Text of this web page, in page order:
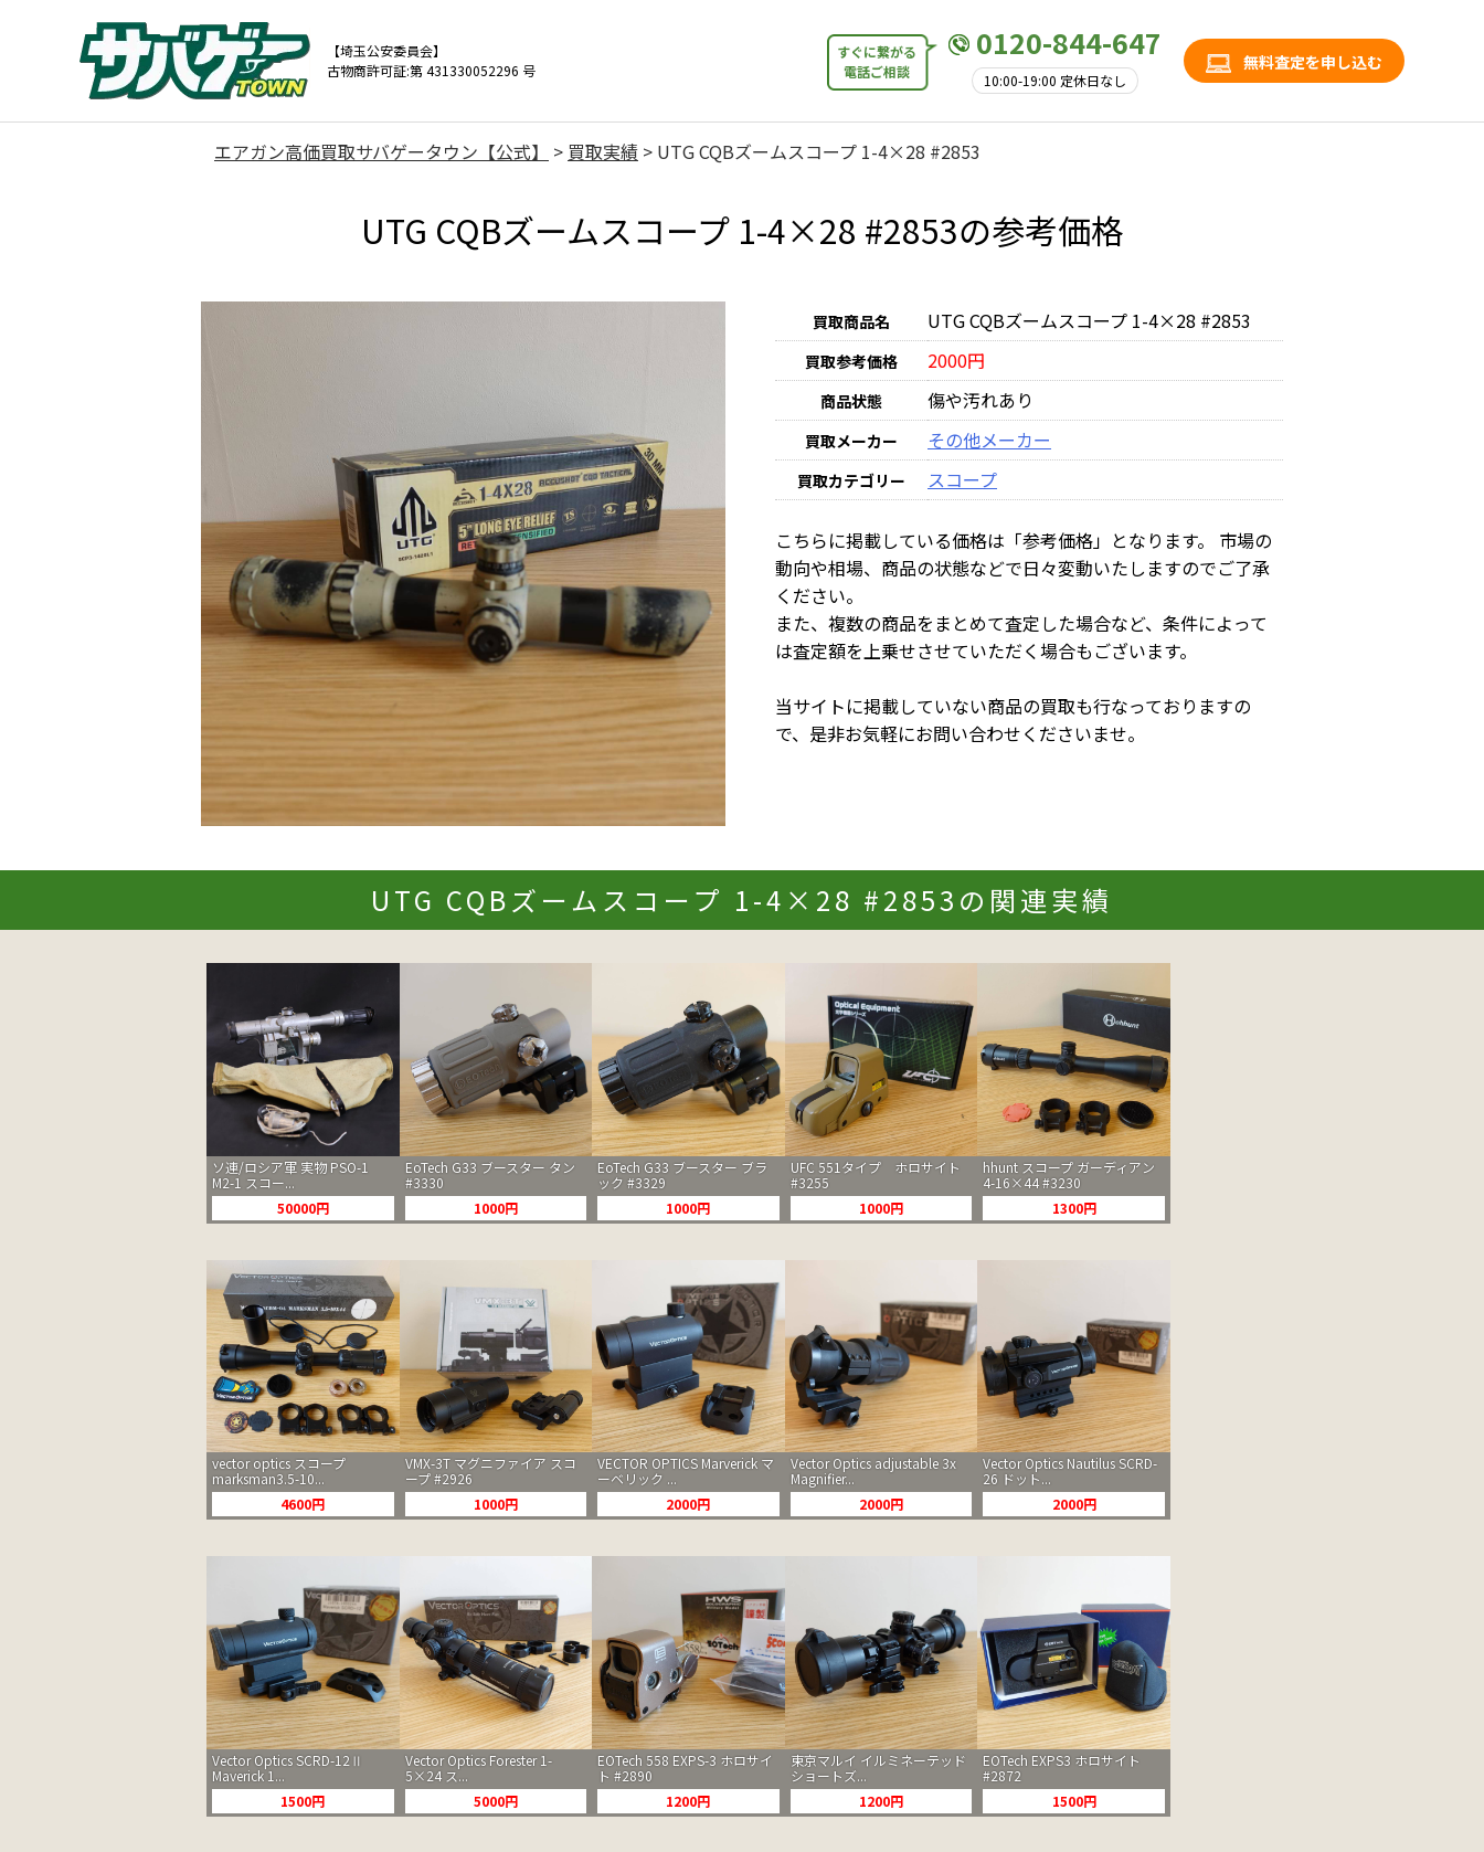
【埼玉公安委員会】
古物商許可証:第 431330052296 号
0120-844-647
10:00-19:00 定休日なし
すぐに繋がる
電話ご相談
無料査定を申し込む
エアガン高価買取サバゲータウン【公式】 > 買取実績 > UTG CQBズームスコープ 1-4×28 #2853
UTG CQBズームスコープ 1-4×28 #2853の参考価格
買取商品名 UTG CQBズームスコープ 1-4×28 #2853
買取参考価格 2000円
商品状態 傷や汚れあり
買取メーカー その他メーカー
買取カテゴリー スコープ
こちらに掲載している価格は「参考価格」となります。 市場の
動向や相場、商品の状態などで日々変動いたしますのでご了承
ください。
また、複数の商品をまとめて査定した場合など、条件によって
は査定額を上乗せさせていただく場合もございます。
当サイトに掲載していない商品の買取も行なっておりますの
で、是非お気軽にお問い合わせくださいませ。
UTG CQBズームスコープ 1-4×28 #2853の関連実績
ソ連/ロシア軍 実物 PSO-1
M2-1 スコー...
50000円
EoTech G33 ブースター タン
#3330
1000円
EoTech G33 ブースター ブラ
ック #3329
1000円
UFC 551タイプ ホロサイト
#3255
1000円
hhunt スコープ ガーディアン
4-16×44 #3230
1300円
vector optics スコープ
marksman3.5-10...
4600円
VMX-3T マグニファイア スコ
ープ #2926
1000円
VECTOR OPTICS Marverick マ
ーベリック ...
2000円
Vector Optics adjustable 3x
Magnifier...
2000円
Vector Optics Nautilus SCRD-
26 ドット...
2000円
Vector Optics SCRD-12Ⅱ
Maverick 1...
1500円
Vector Optics Forester 1-
5×24 ス...
5000円
EOTech 558 EXPS-3 ホロサイ
ト #2890
1200円
東京マルイ イルミネーテッド
ショートズ...
1200円
EOTech EXPS3 ホロサイト
#2872
1500円